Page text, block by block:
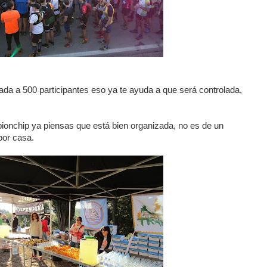
a 500 participantes eso ya te ayuda a que será controlada,
ya piensas que está bien organizada, no es de un
casa.